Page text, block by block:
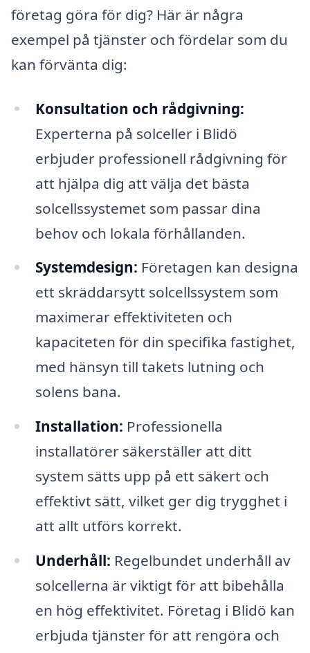
företag göra för dig? Här är några
exempel på tjänster och fördelar som du
kan förvänta dig:
Konsultation och rådgivning:
Experterna på solceller i Blidö
erbjuder professionell rådgivning för
att hjälpa dig att välja det bästa
solcellssystemet som passar dina
behov och lokala förhållanden.
Systemdesign: Företagen kan designa
ett skräddarsytt solcellssystem som
maximerar effektiviteten och
kapaciteten för din specifika fastighet,
med hänsyn till takets lutning och
solens bana.
Installation: Professionella
installatörer säkerställer att ditt
system sätts upp på ett säkert och
effektivt sätt, vilket ger dig trygghet i
att allt utförs korrekt.
Underhåll: Regelbundet underhåll av
solcellerna är viktigt för att bibehålla
en hög effektivitet. Företag i Blidö kan
erbjuda tjänster för att rengöra och